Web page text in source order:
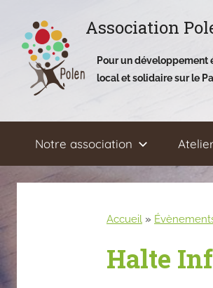
contenu
Association
Pour un développement
local et solidaire sur le
Notre association
Accueil »
Halte